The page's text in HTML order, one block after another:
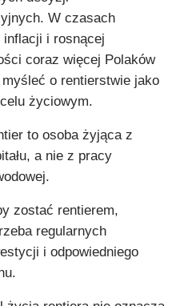
W czasach
i rosnącej
coraz więcej Polaków
o rentierstwie jako
życiowym.
to osoba żyjąca z
a nie z pracy
zostać rentierem,
regularnych
i odpowiedniego